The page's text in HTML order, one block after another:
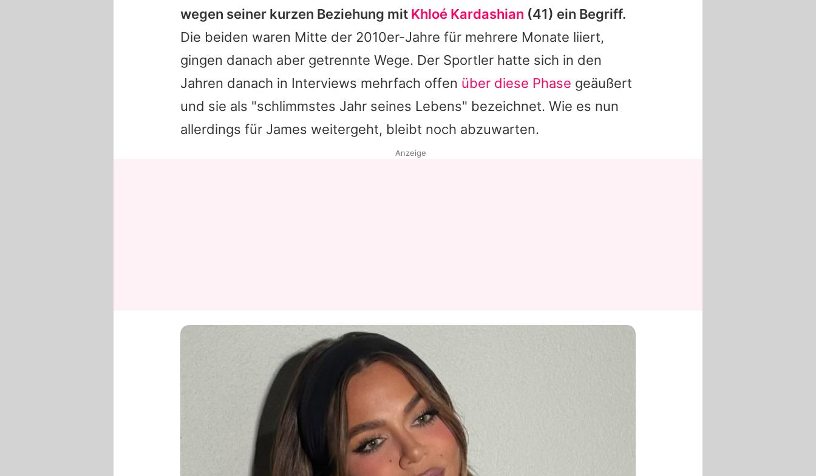
wegen seiner kurzen Beziehung mit Khloé Kardashian (41) ein Begriff.
Die beiden waren Mitte der 2010er-Jahre für mehrere Monate liiert,
gingen danach aber getrennte Wege. Der Sportler hatte sich in den
Jahren danach in Interviews mehrfach offen über diese Phase geäußert
und sie als "schlimmstes Jahr seines Lebens" bezeichnet. Wie es nun
allerdings für James weitergeht, bleibt noch abzuwarten.
Anzeige